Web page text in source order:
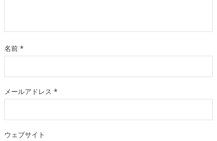
名前 *
メールアドレス *
ウェブサイト